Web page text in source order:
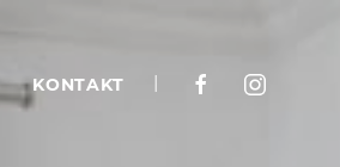
KONTAKT |